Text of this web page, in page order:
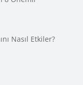
Nasıl Etkiler?